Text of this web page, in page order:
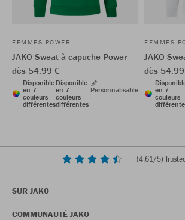
FEMMES POWER
JAKO Sweat à capuche Power
dès 54,99 €
Disponible
en 7
couleurs
différentes
Disponible
en 7
couleurs
différentes
Personnalisable
FEMMES
JAKO
dès
en 7
couleurs
(4,61/5)
SUR JAKO
COMMUNAUTÉ JAKO